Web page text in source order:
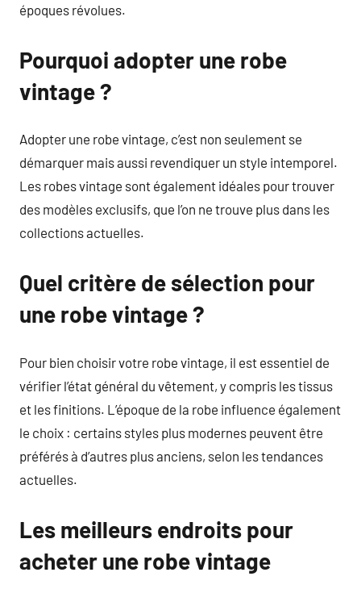
époques révolues.
Pourquoi adopter une robe
vintage ?
Adopter une robe vintage, c’est non seulement se
démarquer mais aussi revendiquer un style intemporel.
Les robes vintage sont également idéales pour trouver
des modèles exclusifs, que l’on ne trouve plus dans les
collections actuelles.
Quel critère de sélection pour
une robe vintage ?
Pour bien choisir votre robe vintage, il est essentiel de
vérifier l’état général du vêtement, y compris les tissus
et les finitions. L’époque de la robe influence également
le choix : certains styles plus modernes peuvent être
préférés à d’autres plus anciens, selon les tendances
actuelles.
Les meilleurs endroits pour
acheter une robe vintage